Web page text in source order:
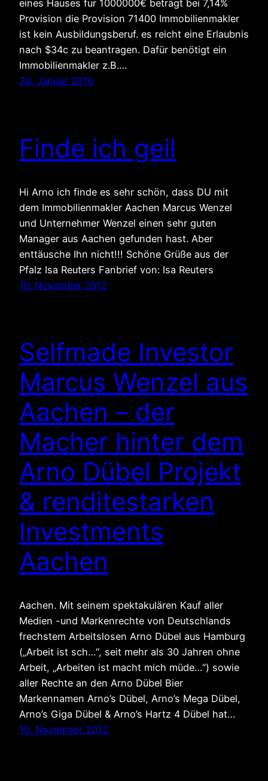
eines Hauses fur 1000000€ beträgt bei 7,14%
Provision die Provision 71400 Immobilienmakler
ist kein Ausbildungsberuf. es reicht eine Erlaubnis
nach $34c zu beantragen. Dafür benötigt ein
Immobilienmakler z.B.…
29. Januar 2016
Finde ich geil
Hi Arno ich finde es sehr schön, dass DU mit
dem Immobilienmakler Aachen Marcus Wenzel
und Unternehmer Wenzel einen sehr guten
Manager aus Aachen gefunden hast. Aber
enttäusche Ihn nicht!!! Schöne Grüße aus der
Pfalz Isa Reuters Fanbrief von: Isa Reuters
16. November 2012
Selfmade Investor
Marcus Wenzel aus
Aachen – der
Macher hinter dem
Arno Dübel Projekt
& renditestarken
Investments
Aachen
Aachen. Mit seinem spektakulären Kauf aller
Medien -und Markenrechte von Deutschlands
frechstem Arbeitslosen Arno Dübel aus Hamburg
(„Arbeit ist sch…“, seit mehr als 30 Jahren ohne
Arbeit, „Arbeiten ist macht mich müde…“) sowie
aller Rechte an den Arno Dübel Bier
Markennamen Arno’s Dübel, Arno’s Mega Dübel,
Arno’s Giga Dübel & Arno’s Hartz 4 Dübel hat…
10. November 2012